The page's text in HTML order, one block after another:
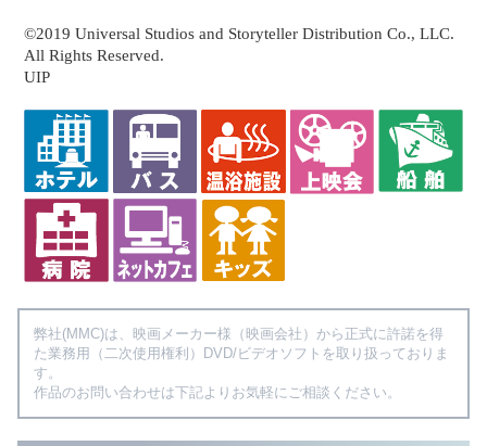
©2019 Universal Studios and Storyteller Distribution Co., LLC.
All Rights Reserved.
UIP
弊社(MMC)は、映画メーカー様（映画会社）から正式に許諾を得
た業務用（二次使用権利）DVD/ビデオソフトを取り扱っておりま
す。
作品のお問い合わせは下記よりお気軽にご相談ください。